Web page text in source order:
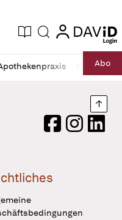
Ausgabe
Suche login
login
RechtAbo
FacebookInstagram